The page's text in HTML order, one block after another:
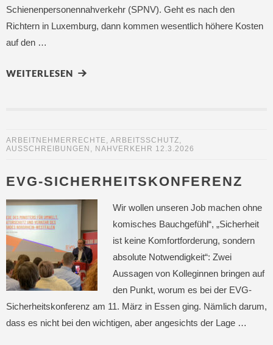
Schienenpersonennahverkehr (SPNV). Geht es nach den
Richtern in Luxemburg, dann kommen wesentlich höhere Kosten
auf den …
WEITERLESEN
ARBEITNEHMERRECHTE, ARBEITSSCHUTZ,
AUSSCHREIBUNGEN , NAHVERKEHR 12.3.2026
EVG-SICHERHEITSKONFERENZ
Wir wollen unseren Job machen ohne
komisches Bauchgefühl“, „Sicherheit
ist keine Komfortforderung, sondern
absolute Notwendigkeit“: Zwei
Aussagen von Kolleginnen bringen auf
den Punkt, worum es bei der EVG-
Sicherheitskonferenz am 11. März in Essen ging. Nämlich darum,
dass es nicht bei den wichtigen, aber angesichts der Lage …